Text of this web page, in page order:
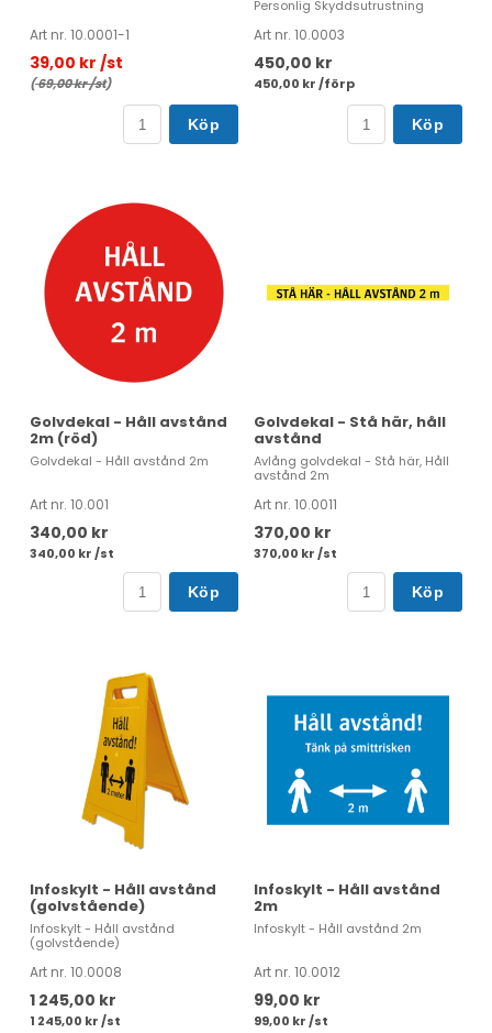
Art nr. 10.0001-1
39,00 kr /st
(69,00 kr /st)
Köp
Personlig Skyddsutrustning
Art nr. 10.0003
450,00 kr
450,00 kr /förp
Köp
Golvdekal - Håll avstånd
2m (röd)
Golvdekal - Håll avstånd 2m
Art nr. 10.001
340,00 kr
340,00 kr /st
Köp
Golvdekal - Stå här, håll
avstånd
Avlång golvdekal - Stå här, Håll
avstånd 2m
Art nr. 10.0011
370,00 kr
370,00 kr /st
Köp
Infoskylt - Håll avstånd
(golvstående)
Infoskylt - Håll avstånd
(golvstående)
Art nr. 10.0008
1 245,00 kr
1 245,00 kr /st
Infoskylt - Håll avstånd
2m
Infoskylt - Håll avstånd 2m
Art nr. 10.0012
99,00 kr
99,00 kr /st